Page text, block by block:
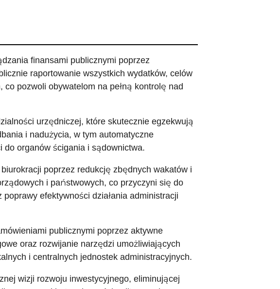
finansami publicznymi poprzez
raportowanie wszystkich wydatków, celów
pozwoli obywatelom na pełną kontrolę nad
urzędniczej, które skutecznie egzekwują
i nadużycia, w tym automatyczne
do organów ścigania i sądownictwa.
poprzez redukcję zbędnych wakatów i
i państwowych, co przyczyni się do
efektywności działania administracji
publicznymi poprzez aktywne
oraz rozwijanie narzędzi umożliwiających
i centralnych jednostek administracyjnych.
wizji rozwoju inwestycyjnego, eliminującej